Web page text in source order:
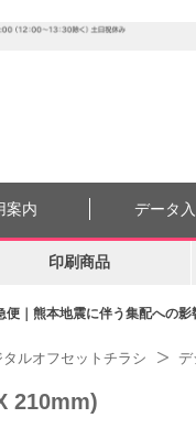
便｜熊本地震に伴う集配への
案内 データ
印刷商品
タルオフセットチラシ デ
210mm)